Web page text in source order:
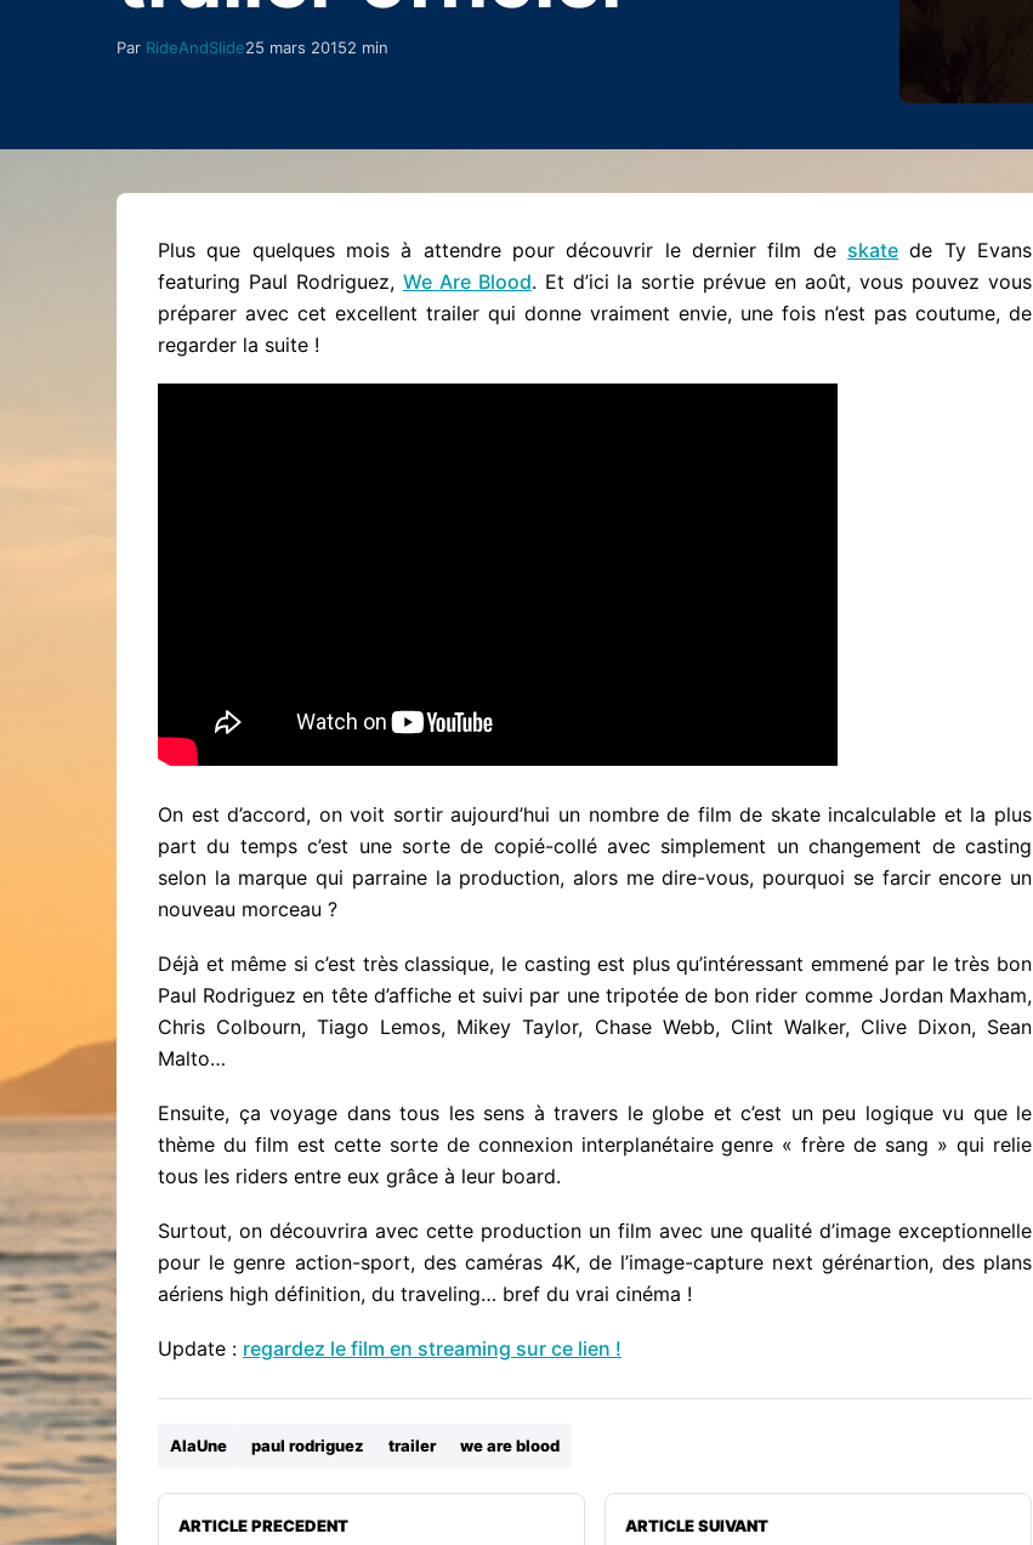
Par RideAndSlide25 mars 20152 min
Plus que quelques mois à attendre pour découvrir le dernier film de skate de Ty Evans
featuring Paul Rodriguez, We Are Blood. Et d’ici la sortie prévue en août, vous pouvez vous
préparer avec cet excellent trailer qui donne vraiment envie, une fois n’est pas coutume, de
regarder la suite !
On est d’accord, on voit sortir aujourd’hui un nombre de film de skate incalculable et la plus
part du temps c’est une sorte de copié-collé avec simplement un changement de casting
selon la marque qui parraine la production, alors me dire-vous, pourquoi se farcir encore un
nouveau morceau ?
Déjà et même si c’est très classique, le casting est plus qu’intéressant emmené par le très bon
Paul Rodriguez en tête d’affiche et suivi par une tripotée de bon rider comme Jordan Maxham,
Chris Colbourn, Tiago Lemos, Mikey Taylor, Chase Webb, Clint Walker, Clive Dixon, Sean
Malto…
Ensuite, ça voyage dans tous les sens à travers le globe et c’est un peu logique vu que le
thème du film est cette sorte de connexion interplanétaire genre « frère de sang » qui relie
tous les riders entre eux grâce à leur board.
Surtout, on découvrira avec cette production un film avec une qualité d’image exceptionnelle
pour le genre action-sport, des caméras 4K, de l’image-capture next gérénartion, des plans
aériens high définition, du traveling… bref du vrai cinéma !
Update : regardez le film en streaming sur ce lien !
AlaUne paul rodriguez trailer we are blood
ARTICLE PRECEDENT ARTICLE SUIVANT